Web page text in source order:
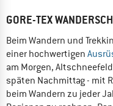
GORE-TEX
Beim Wandern und
einer hochwertigen
am Morgen,
späten Nachmittag - mit
beim Wandern zu jeder